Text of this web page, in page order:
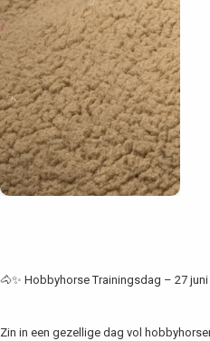
🐴✨ Hobbyhorse Trainingsdag – 27 juni
Zin in een gezellige dag vol